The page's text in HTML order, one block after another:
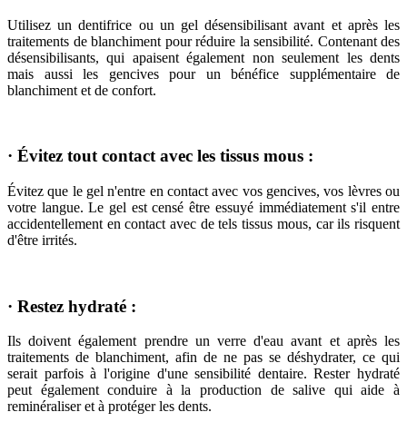
Utilisez un dentifrice ou un gel désensibilisant avant et après les
traitements de blanchiment pour réduire la sensibilité. Contenant des
désensibilisants, qui apaisent également non seulement les dents
mais aussi les gencives pour un bénéfice supplémentaire de
blanchiment et de confort.
· Évitez tout contact avec les tissus mous :
Évitez que le gel n'entre en contact avec vos gencives, vos lèvres ou
votre langue. Le gel est censé être essuyé immédiatement s'il entre
accidentellement en contact avec de tels tissus mous, car ils risquent
d'être irrités.
· Restez hydraté :
Ils doivent également prendre un verre d'eau avant et après les
traitements de blanchiment, afin de ne pas se déshydrater, ce qui
serait parfois à l'origine d'une sensibilité dentaire. Rester hydraté
peut également conduire à la production de salive qui aide à
reminéraliser et à protéger les dents.